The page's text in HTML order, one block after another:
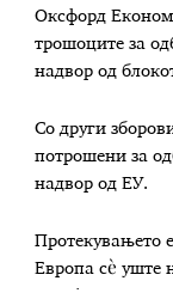
Оксфорд
трошоците за
надвор од
Со други
потрошени за
надвор од ЕУ.
Протекувањето
Европа сè уште